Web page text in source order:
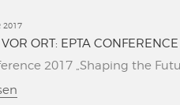
2017
ORT: EPTA
2017 „Shaping the